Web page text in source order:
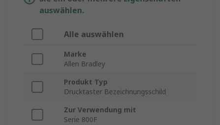
auswählen.
Alle auswählen
Marke
Allen Bradley
Produkt Typ
Drucktaster Bezeichnungsschild
Zur Verwendung mit
Serie 800F